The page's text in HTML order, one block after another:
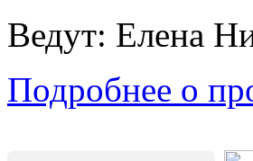
Ведут: Елена
Подробнее о